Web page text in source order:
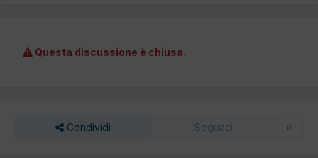
Questa discussione è chiusa.
Condividi Seguaci 0